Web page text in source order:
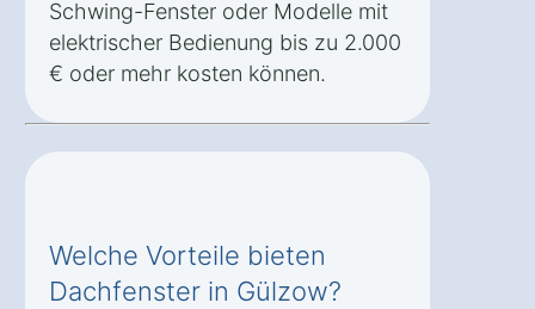
Schwing-Fenster oder Modelle mit
elektrischer Bedienung bis zu 2.000
€ oder mehr kosten können.
Welche Vorteile bieten
Dachfenster in Gülzow?